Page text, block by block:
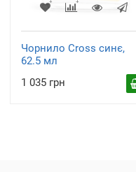
Чорнило Cross синє,
62.5 мл
1 035 грн